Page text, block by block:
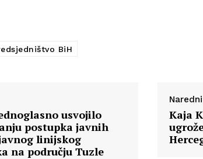
BiH
usvojilo
postupka javnih
linijskog
na području Tuzle
Kaja